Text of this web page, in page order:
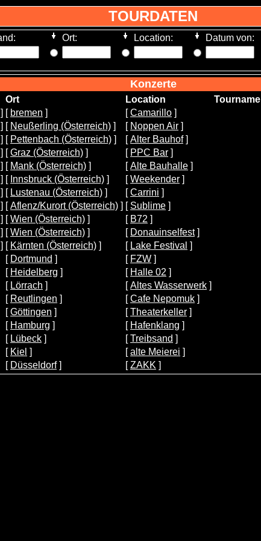
TOURDATEN
Ort: Location: Datum von:
Konzerte
Ort Location Tourname
] [ bremen ] [Camarillo ]
] [ Neußerling (Österreich) ] [ Noppen Air ]
] [ Pettenbach (Österreich) ] [Alter Bauhof]
] [Graz (Österreich) ] [ PPC Bar ]
] [ Mank (Österreich) ] [Alte Bauhalle ]
] [ Innsbruck (Österreich) ] [Weekender ]
] [ Lustenau (Österreich) ] [Carrini ]
] [Aflenz/Kurort (Österreich) ] [ Sublime ]
] [Wien (Österreich) ] [ B72 ]
] [Wien (Österreich) ] [ Donauinselfest]
] [ Kärnten (Österreich) ] [ Lake Festival ]
[ Dortmund ] [ FZW ]
[ Heidelberg ] [ Halle 02 ]
[ Lörrach ] [Altes Wasserwerk ]
[ Reutlingen ] [Cafe Nepomuk ]
[Göttingen ] [Theaterkeller ]
[ Hamburg ] [ Hafenklang ]
[ Lübeck ] [Treibsand ]
[ Kiel ] [alte Meierei ]
[ Düsseldorf] [ZAKK ]